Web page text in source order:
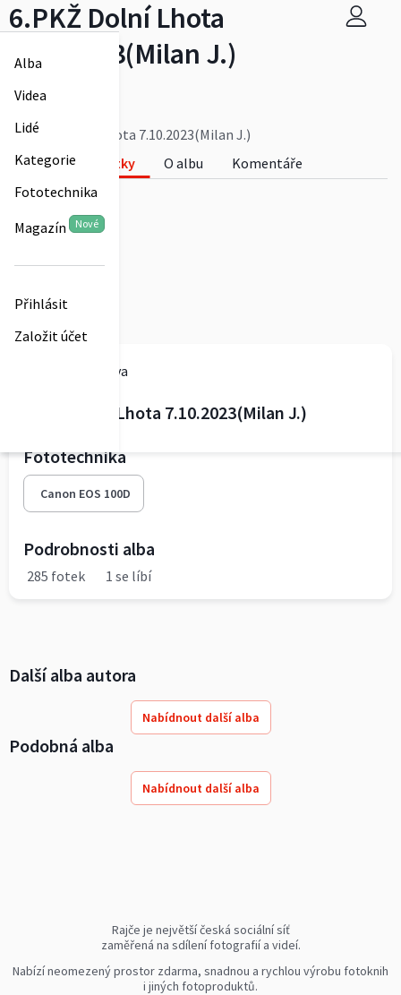
Alba
Videa
Lidé
Kategorie
Fototechnika
Magazín Nové
Přihlásit
Založit účet
6.PKŽ Dolní Lhota
7.10.2023(Milan J.)
SK OB Ostrava
6.PKŽ Dolní Lhota 7.10.2023(Milan J.)
Fotky
O albu
Komentáře
0
SK OB Ostrava
6.PKŽ Dolní Lhota 7.10.2023(Milan J.)
Fototechnika
Canon EOS 100D
Podrobnosti alba
285 fotek 1 se líbí
Další alba autora
Nabídnout další alba
Podobná alba
Nabídnout další alba
Rajče je největší česká sociální síť
zaměřená na sdílení fotografií a videí.
Nabízí neomezený prostor zdarma, snadnou a rychlou výrobu fotoknih
i jiných fotoproduktů.